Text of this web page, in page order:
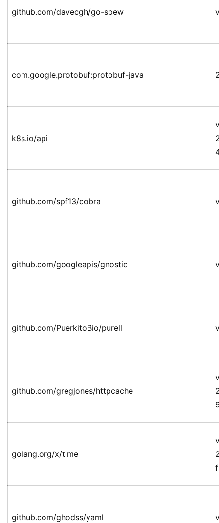
github.com/davecgh/go-spew
com.google.protobuf:protobuf-java
k8s.io/api
github.com/spf13/cobra
github.com/googleapis/gnostic
github.com/PuerkitoBio/purell
github.com/gregjones/httpcache
golang.org/x/time
github.com/ghodss/yaml